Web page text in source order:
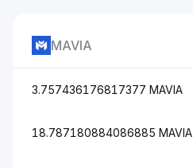
MAVIA
3.757436176817377 MAVIA
18.787180884086885 MAVIA